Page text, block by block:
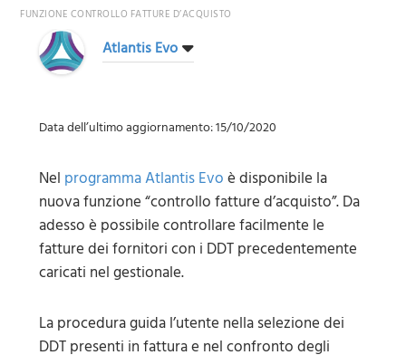
FUNZIONE CONTROLLO FATTURE D’ACQUISTO
Atlantis Evo
Data dell’ultimo aggiornamento: 15/10/2020
Nel programma Atlantis Evoè disponibile la
nuova funzione “controllo fatture d’acquisto”. Da
adesso è possibile controllare facilmente le
fatture dei fornitori con i DDT precedentemente
caricati nel gestionale.
La procedura guida l’utente nella selezione dei
DDT presenti in fattura e nel confronto degli